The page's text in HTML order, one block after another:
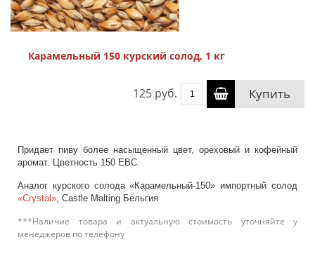
Карамельный 150 курский солод, 1 кг
125 руб. Купить
Придает пиву более насыщенный цвет, ореховый и кофейный
аромат. Цветность 150 ЕВС.
Аналог курского солода «Карамельный-150» импортный солод
«Crystal», Castle Malting Бельгия
***Наличие товара и актуальную стоимость уточняйте у
менеджеров по телефону